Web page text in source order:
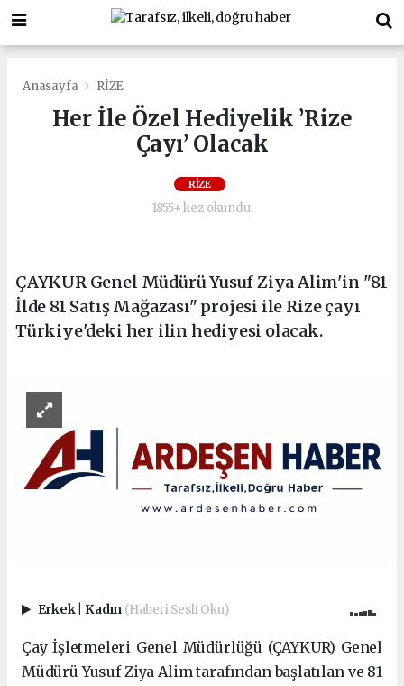
Anasayfa RİZE
Her İle Özel Hediyelik ’Rize
Çayı’ Olacak
RİZE
1855+ kez okundu.
ÇAYKUR Genel Müdürü Yusuf Ziya Alim'in "81
İlde 81 Satış Mağazası" projesi ile Rize çayı
Türkiye'deki her ilin hediyesi olacak.
Erkek Kadın (Haberi Sesli Oku)
Çay İşletmeleri Genel Müdürlüğü (ÇAYKUR) Genel
Müdürü Yusuf Ziya Alim tarafından başlatılan ve 81